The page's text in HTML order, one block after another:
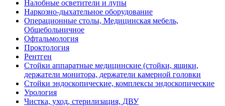
Налобные осветители и лупы
Наркозно-дыхательное оборудование
Операционные столы, Медицинская мебель,
Общебольничное
Офтальмология
Проктология
Рентген
Стойки аппаратные медицинские (стойки, ящики,
держатели монитора, держатели камерной головки
Стойки эндоскопические, комплексы эндоскопические
Урология
Чистка, уход, стерилизация, ДВУ